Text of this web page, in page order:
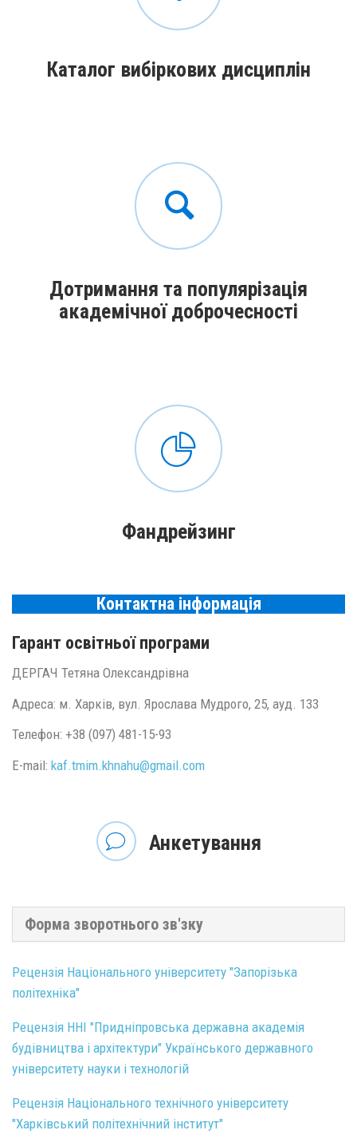
Каталог вибіркових дисциплін
Дотримання та популярізація
академічної доброчесності
Фандрейзинг
Контактна інформація
Гарант освітньої програми
ДЕРГАЧ Тетяна Олександрівна
Адреса: м. Харків, вул. Ярослава Мудрого, 25, ауд. 133
Телефон: +38 (097) 481-15-93
E-mail: kaf.tmim.khnahu@gmail.com
Анкетування
Форма зворотнього зв'зку
Рецензія Національного університету "Запорізька
політехніка"
Рецензія ННІ "Придніпровська державна академія
будівництва і архітектури" Українського державного
університету науки і технологій
Рецензія Національного технічного університету
"Харківський політехнічний інститут"